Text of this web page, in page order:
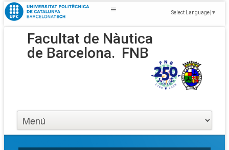
Select Language ▼
Facultat de Nàutica
de Barcelona. FNB